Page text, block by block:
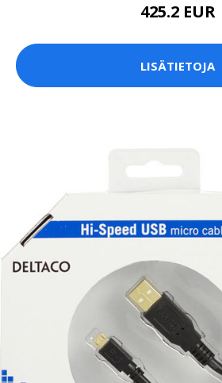
425.2 EUR
LISÄTIETOJA